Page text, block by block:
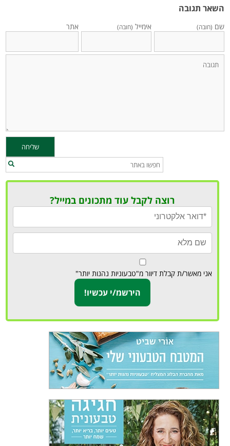
השאר תגובה
שם (חובה) אימייל (חובה) אתר
רוצה לקבל עוד מתכונים במייל?
אני מאשר/ת קבלת דיוור מ"טבעוניות נהנות יותר"